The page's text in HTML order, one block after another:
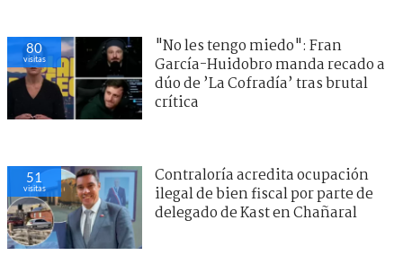
83
visitas
"Terriblemente chantas" y
"vergüenza": Poduje arremete
contra empresas por
reconstrucción en El Olivar
51
visitas
Contraloría acredita ocupación
ilegal de bien fiscal por parte de
delegado de Kast en Chañaral